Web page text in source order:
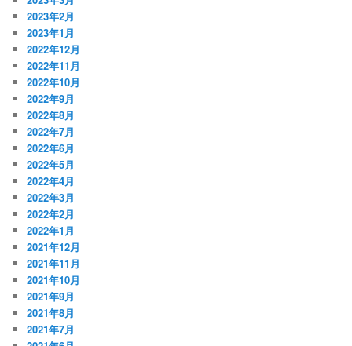
2023年2月
2023年1月
2022年12月
2022年11月
2022年10月
2022年9月
2022年8月
2022年7月
2022年6月
2022年5月
2022年4月
2022年3月
2022年2月
2022年1月
2021年12月
2021年11月
2021年10月
2021年9月
2021年8月
2021年7月